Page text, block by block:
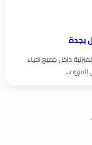
بجدة
داخل جميع احياء
المروة...
المقالات